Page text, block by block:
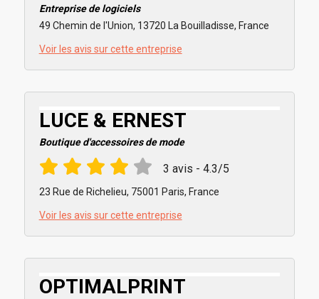
Entreprise de logiciels
49 Chemin de l'Union, 13720 La Bouilladisse, France
Voir les avis sur cette entreprise
LUCE & ERNEST
Boutique d'accessoires de mode
3 avis - 4.3/5
23 Rue de Richelieu, 75001 Paris, France
Voir les avis sur cette entreprise
OPTIMALPRINT